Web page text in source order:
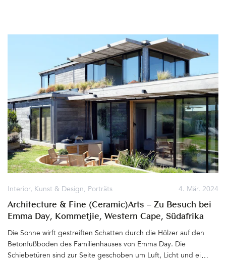
(eine alte holländische Maßeinheit) Pies (Verniedlichung in
Afrikaans) Kraal (Umzäunung). Easy. Es heißt, die Farm sei vor
langer Zeit für ein halbes Aam (etwa 75 Liter) Anisschnaps (Arak),
ein weißes Pferd samt Zaumzeug und Sattel verkauft worden.
Erbaut zwischen 1780 und 1850, bis heute weiß getüncht und
umgeben von Bäumen, leuchten die Farmgebäude bereits von
Weitem. Umgekehrt wird jedes Fahrzeug, das sich über die »dirt
roads« auf die Farm zubewegt, schon lange vor der Ankunft
gesehen. Die Staubwolke kündigt alle Besucher an. Jan-Georg
Solms und die Farmhunde Panos, Eyla und Leo begrüßen die
Ankommenden am Tor. Herzlich Willkommen
auf Halfaampieskraal&hellip
4. Mär. 2024
Interior, Kunst & Design, Porträts
Architecture & Fine (Ceramic)Arts – Zu Besuch bei
Emma Day, Kommetjie, Western Cape, Südafrika
Die Sonne wirft gestreiften Schatten durch die Hölzer auf den
Betonfußboden des Familienhauses von Emma Day. Die
Schiebetüren sind zur Seite geschoben um Luft, Licht und eine